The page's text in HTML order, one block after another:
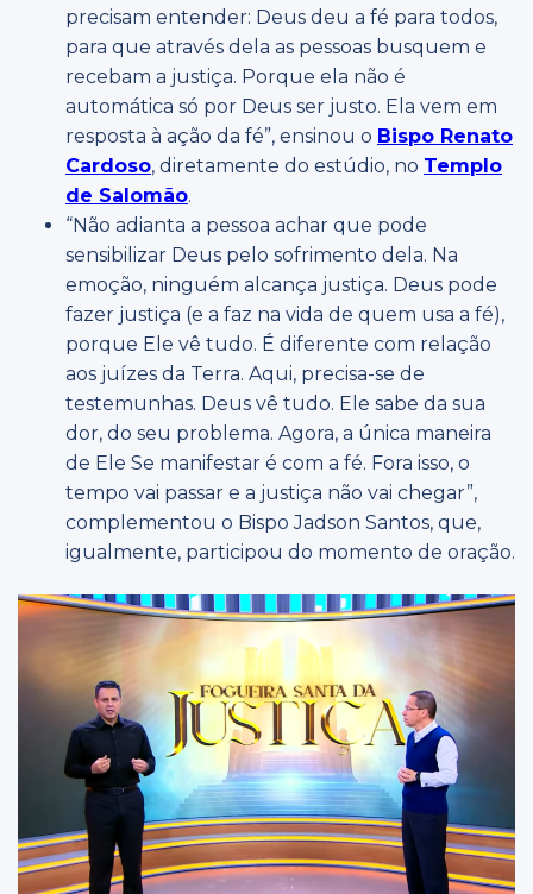
precisam entender: Deus deu a fé para todos,
para que através dela as pessoas busquem e
recebam a justiça. Porque ela não é
automática só por Deus ser justo. Ela vem em
resposta à ação da fé”, ensinou o Bispo Renato
Cardoso, diretamente do estúdio, no Templo
de Salomão.
“Não adianta a pessoa achar que pode
sensibilizar Deus pelo sofrimento dela. Na
emoção, ninguém alcança justiça. Deus pode
fazer justiça (e a faz na vida de quem usa a fé),
porque Ele vê tudo. É diferente com relação
aos juízes da Terra. Aqui, precisa-se de
testemunhas. Deus vê tudo. Ele sabe da sua
dor, do seu problema. Agora, a única maneira
de Ele Se manifestar é com a fé. Fora isso, o
tempo vai passar e a justiça não vai chegar”,
complementou o Bispo Jadson Santos, que,
igualmente, participou do momento de oração.